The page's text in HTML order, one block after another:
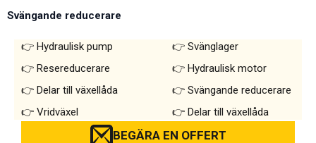
Svängande reducerare
Hydraulisk pump
Resereducerare
Delar till växellåda
Vridväxel
Svänglager
Hydraulisk motor
Svängande reducerare
Delar till växellåda
BEGÄRA EN OFFERT